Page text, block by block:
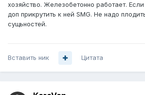
хозяйство. Железобетонно работает.
доп прикрутить к ней SMG. Не надо
сущьностей.
Вставить ник Цитата